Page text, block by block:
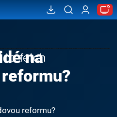
to fetch
na
reformu?